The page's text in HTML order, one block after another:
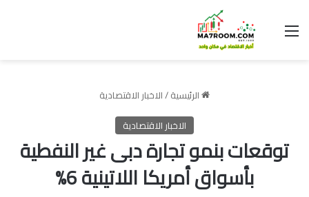
القائمة
الرئيسية/الاخبار الاقتصادية
الاخبار الاقتصادية
توقعات بنمو تجارة دبى غير النفطية
بأسواق أمريكا اللاتينية 6%